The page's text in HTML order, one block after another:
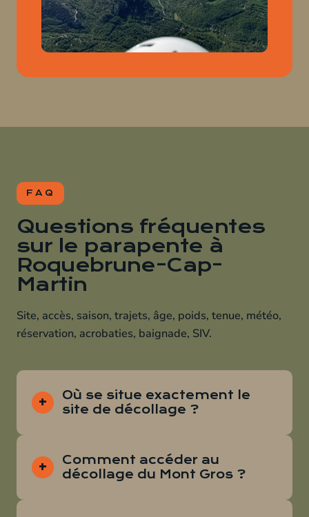
FAQ
Questions fréquentes
sur le parapente à
Roquebrune-Cap-
Martin
Site, accès, saison, trajets, âge, poids, tenue, météo,
réservation, acrobaties, baignade, SIV.
Où se situe exactement le
site de décollage ?
Comment accéder au
décollage du Mont Gros ?